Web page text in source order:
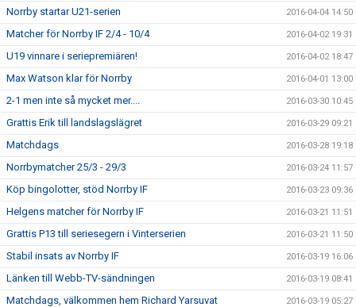
Norrby startar U21-serien 2016-04-04 14:50
Matcher för Norrby IF 2/4 - 10/4 2016-04-02 19:31
U19 vinnare i seriepremiären! 2016-04-02 18:47
Max Watson klar för Norrby 2016-04-01 13:00
2-1 men inte så mycket mer.... 2016-03-30 10:45
Grattis Erik till landslagslägret 2016-03-29 09:21
Matchdags 2016-03-28 19:18
Norrbymatcher 25/3 - 29/3 2016-03-24 11:57
Köp bingolotter, stöd Norrby IF 2016-03-23 09:36
Helgens matcher för Norrby IF 2016-03-21 11:51
Grattis P13 till seriesegern i Vinterserien 2016-03-21 11:50
Stabil insats av Norrby IF 2016-03-19 16:06
Länken till Webb-TV-sändningen 2016-03-19 08:41
Matchdags, välkommen hem Richard Yarsuvat 2016-03-19 05:27